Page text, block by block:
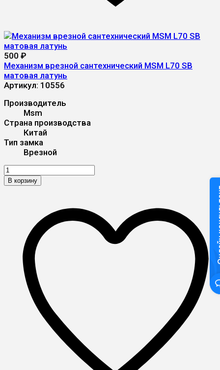
500 ₽
Механизм врезной сантехнический MSM L70 SB
матовая латунь
Артикул: 10556
Производитель
Msm
Страна производства
Китай
Тип замка
Врезной
В корзину